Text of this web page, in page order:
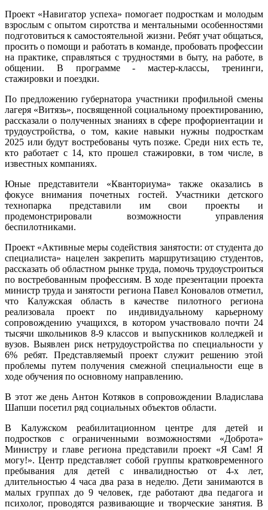
Проект «Навигатор успеха» помогает подросткам и молодым
взрослым с опытом сиротства и ментальными особенностями
подготовиться к самостоятельной жизни. Ребят учат общаться,
просить о помощи и работать в команде, пробовать профессии
на практике, справляться с трудностями в быту, на работе, в
общении. В программе - мастер-классы, тренинги,
стажировки и поездки.
По предложению губернатора участники профильной смены
лагеря «Витязь», посвященной социальному проектированию,
рассказали о полученных знаниях в сфере профориентации и
трудоустройства, о том, какие навыки нужны подросткам
2025 или будут востребованы чуть позже. Среди них есть те,
кто работает с 14, кто прошел стажировки, в том числе, в
известных компаниях.
Юные представители «Кванториума» также оказались в
фокусе внимания почетных гостей. Участники детского
технопарка представили им свои проекты и
продемонстрировали возможности управления
беспилотниками.
Проект «Активные меры содействия занятости: от студента до
специалиста» нацелен закрепить маршрутизацию студентов,
рассказать об областном рынке труда, помочь трудоустроиться
по востребованным профессиям. В ходе презентации проекта
министр труда и занятости региона Павел Коновалов отметил,
что Калужская область в качестве пилотного региона
реализовала проект по индивидуальному карьерному
сопровождению учащихся, в котором участвовало почти 24
тысячи школьников 8-9 классов и выпускников колледжей и
вузов. Выявлен риск нетрудоустройства по специальности у
6% ребят. Представляемый проект служит решению этой
проблемы путем получения смежной специальности еще в
ходе обучения по основному направлению.
В этот же день Антон Котяков в сопровождении Владислава
Шапши посетил ряд социальных объектов области.
В Калужском реабилитационном центре для детей и
подростков с ограниченными возможностями «Доброта»
Министру и главе региона представили проект «Я Сам! Я
могу!». Центр представляет собой группы кратковременного
пребывания для детей с инвалидностью от 4-х лет,
длительностью 4 часа два раза в неделю. Дети занимаются в
малых группах до 9 человек, где работают два педагога и
психолог, проводятся развивающие и творческие занятия. В